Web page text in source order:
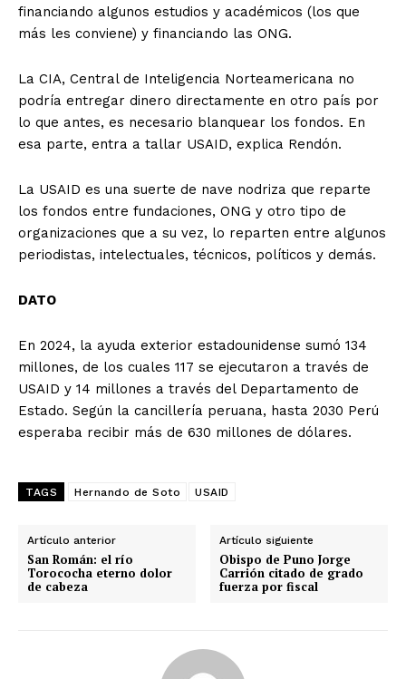
financiando algunos estudios y académicos (los que
más les conviene) y financiando las ONG.
La CIA, Central de Inteligencia Norteamericana no
podría entregar dinero directamente en otro país por
lo que antes, es necesario blanquear los fondos. En
esa parte, entra a tallar USAID, explica Rendón.
La USAID es una suerte de nave nodriza que reparte
los fondos entre fundaciones, ONG y otro tipo de
organizaciones que a su vez, lo reparten entre algunos
periodistas, intelectuales, técnicos, políticos y demás.
DATO
En 2024, la ayuda exterior estadounidense sumó 134
millones, de los cuales 117 se ejecutaron a través de
USAID y 14 millones a través del Departamento de
Estado. Según la cancillería peruana, hasta 2030 Perú
esperaba recibir más de 630 millones de dólares.
TAGS Hernando de Soto USAID
Artículo anterior
San Román: el río
Torococha eterno dolor
de cabeza
Artículo siguiente
Obispo de Puno Jorge
Carrión citado de grado
fuerza por fiscal